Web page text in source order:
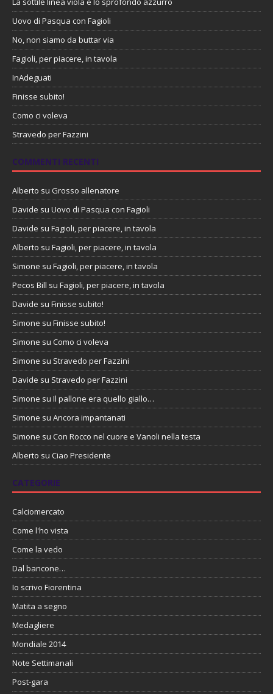
Uovo di Pasqua con Fagioli
No, non siamo da buttar via
Fagioli, per piacere, in tavola
InAdeguati
Finisse subito!
Como ci voleva
Stravedo per Fazzini
COMMENTI RECENTI
Alberto su Grosso allenatore
Davide su Uovo di Pasqua con Fagioli
Davide su Fagioli, per piacere, in tavola
Alberto su Fagioli, per piacere, in tavola
Simone su Fagioli, per piacere, in tavola
Pecos Bill su Fagioli, per piacere, in tavola
Davide su Finisse subito!
Simone su Finisse subito!
Simone su Como ci voleva
Simone su Stravedo per Fazzini
Davide su Stravedo per Fazzini
Simone su Il pallone era quello giallo…
Simone su Ancora impantanati
Simone su Con Rocco nel cuore e Vanoli nella testa
Alberto su Ciao Presidente
CATEGORIE
Calciomercato
Come l'ho vista
Come la vedo
Dal bancone…
Io scrivo Fiorentina
Matita a segno
Medagliere
Mondiale 2014
Note Settimanali
Post-gara